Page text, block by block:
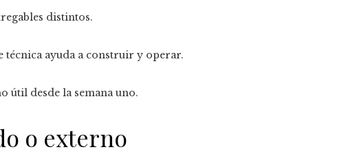
distintos.
técnica ayuda a construir y operar.
útil desde la semana uno.
o externo